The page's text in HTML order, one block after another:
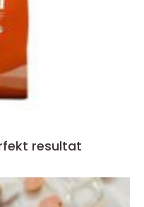
resultat